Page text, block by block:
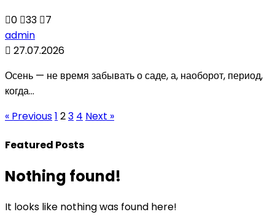
0 33
7
admin
27.07.2026
Осень — не время забывать о саде, а, наоборот, период,
когда...
« Previous1 23 4 Next »
Featured Posts
Nothing found!
It looks like nothing was found here!